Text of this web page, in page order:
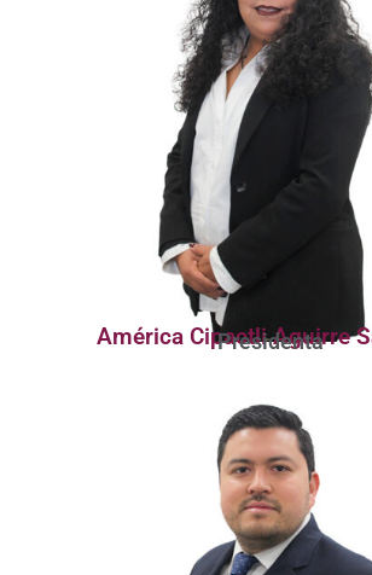
América Cipactli Aguirre
Presidenta